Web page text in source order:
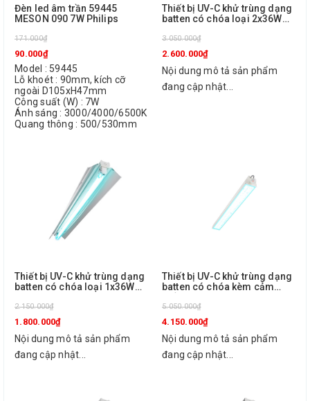
Đèn led âm trần 59445
MESON 090 7W Philips
171.000₫
90.000₫
Model : 59445
Lỗ khoét : 90mm, kích cỡ
ngoài D105xH47mm
Công suất (W) : 7W
Ánh sáng : 3000/4000/6500K
Quang thông : 500/530mm
Thiết bị UV-C khử trùng dạng
batten có chóa loại 2x36W
R Philips
3.050.000₫
2.600.000₫
Nội dung mô tả sản phẩm
đang cập nhật...
Thiết bị UV-C khử trùng dạng
batten có chóa loại 1x36W
R Philips
2.150.000₫
1.800.000₫
Nội dung mô tả sản phẩm
đang cập nhật...
Thiết bị UV-C khử trùng dạng
batten có chóa kèm cảm
1X36W TUV SLV/6 R Sensor
Philips
5.050.000₫
4.150.000₫
Nội dung mô tả sản phẩm
đang cập nhật...